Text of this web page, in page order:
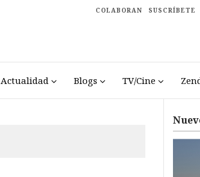
COLABORAN SUSCRÍBETE
Actualidad Blogs TV/Cine